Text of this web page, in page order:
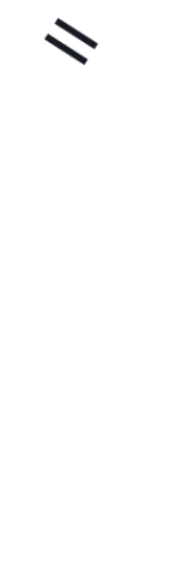
Μετάβαση
περιεχόμενο
Liminal